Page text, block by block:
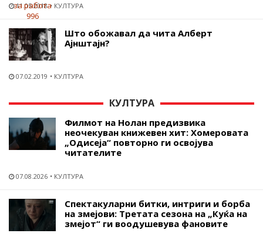
11.05.2018 КУЛТУРА
Што обожавал да чита Алберт
Ајнштајн?
07.02.2019 КУЛТУРА
КУЛТУРА
Филмот на Нолан предизвика
неочекуван книжевен хит: Хомеровата
„Одисеја“ повторно ги освојува
читателите
07.08.2026 КУЛТУРА
Спектакуларни битки, интриги и борба
на змејови: Третата сезона на „Куќа на
змејот“ ги воодушевува фановите